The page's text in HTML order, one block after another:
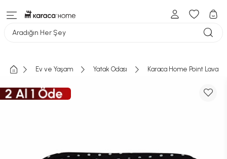
Aradığın Her Şey
Ev ve Yaşam Yatak Odası Karaca Home Point